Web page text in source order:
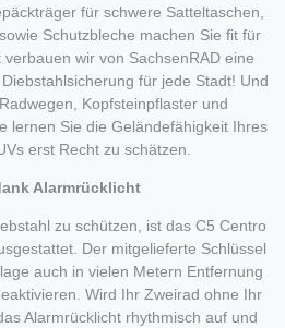
für schwere Satteltaschen,
Schutzbleche machen Sie fit für
wir von SachsenRAD eine
für jede Stadt! Und
Kopfsteinpflaster und
lernen Sie die Geländefähigkeit Ihres
erst Recht zu schätzen.
Alarmrücklicht
zu schützen, ist das C5 Centro
Der mitgelieferte Schlüssel
auch in vielen Metern Entfernung
Wird Ihr Zweirad ohne Ihr
Alarmrücklicht rhythmisch auf und